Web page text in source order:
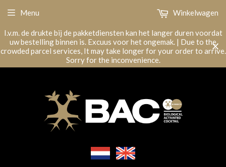
I.v.m. de drukte bij de pakketdiensten kan het langer duren voordat
uw bestelling binnen is. Excuus voor het ongemak. | Due to the
crowded parcel services, It may take longer for your order to arrive.
Sorry for the inconvenience.
Menu Winkelwagen